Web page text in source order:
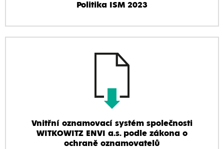
Politika ISM 2023
Vnitřní oznamovací systém společnosti
WITKOWITZ ENVI a.s. podle zákona o
ochraně oznamovatelů